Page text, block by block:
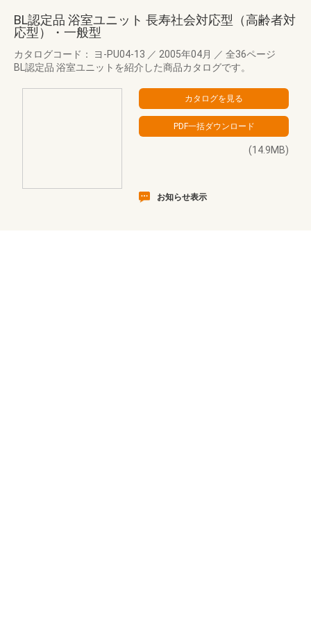
BL認定品 浴室ユニット 長寿社会対応型（高齢者対
応型）・一般型
カタログコード： ヨ-PU04-13 ／ 2005年04月 ／ 全36ページ
BL認定品 浴室ユニットを紹介した商品カタログです。
(14.9MB)
お知らせ表示